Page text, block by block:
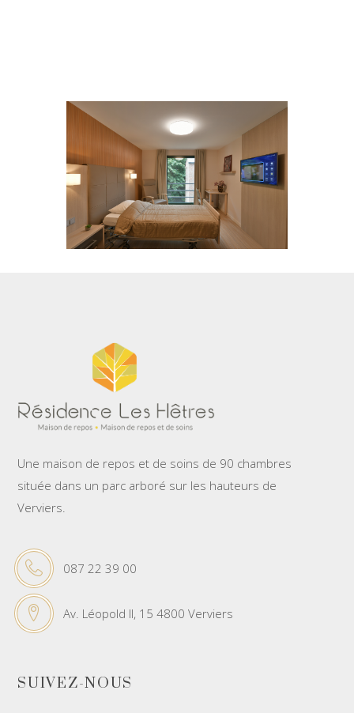
Une maison de repos et de soins de 90 chambres
située dans un parc arboré sur les hauteurs de
Verviers.
087 22 39 00
Av. Léopold II, 15 4800 Verviers
SUIVEZ-NOUS